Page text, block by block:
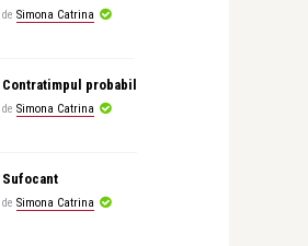
de Simona Catrina
Contratimpul probabil
de Simona Catrina
Sufocant
de Simona Catrina